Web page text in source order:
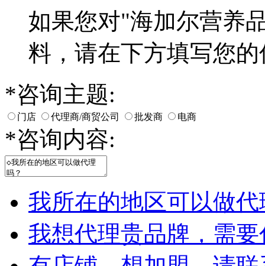
如果您对"海加尔营养
料，请在下方填写您
*咨询主题:
门店 代理商/商贸公司 批发商 电商
*咨询内容:
我所在的地区可以做
我想代理贵品牌，需